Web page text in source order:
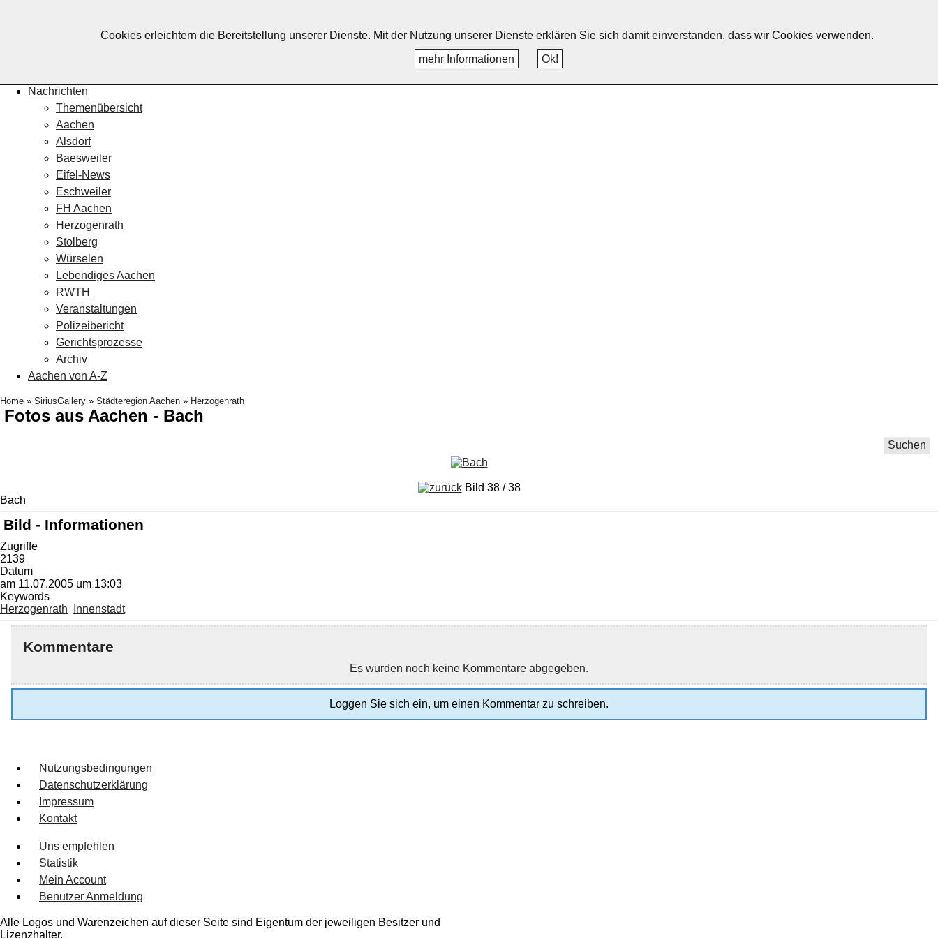
Nachrichten
Themenübersicht
Aachen
Alsdorf
Baesweiler
Eifel-News
Eschweiler
FH Aachen
Herzogenrath
Stolberg
Würselen
Lebendiges Aachen
RWTH
Veranstaltungen
Polizeibericht
Gerichtsprozesse
Archiv
Aachen von A-Z
Home » SiriusGallery » Städteregion Aachen » Herzogenrath
Fotos aus Aachen - Bach
Suchen
Bild 38 / 38
Bach
Bild - Informationen
Zugriffe
2139
Datum
am 11.07.2005 um 13:03
Keywords
Herzogenrath
Innenstadt
Kommentare
Es wurden noch keine Kommentare abgegeben.
Loggen Sie sich ein, um einen Kommentar zu schreiben.
Nutzungsbedingungen
Datenschutzerklärung
Impressum
Kontakt
Uns empfehlen
Statistik
Mein Account
Benutzer Anmeldung
Alle Logos und Warenzeichen auf dieser Seite sind Eigentum der jeweiligen Besitzer und
Lizenzhalter.
Cookies erleichtern die Bereitstellung unserer Dienste. Mit der Nutzung unserer Dienste erklären Sie sich damit einverstanden, dass wir Cookies verwenden.
mehr Informationen
Ok!